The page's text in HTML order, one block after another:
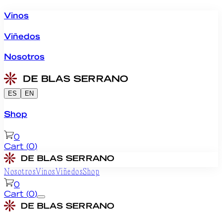
Vinos
Viñedos
Nosotros
ES EN
Shop
0
Cart (0)
NosotrosVinosViñedosShop
0
Cart (0)